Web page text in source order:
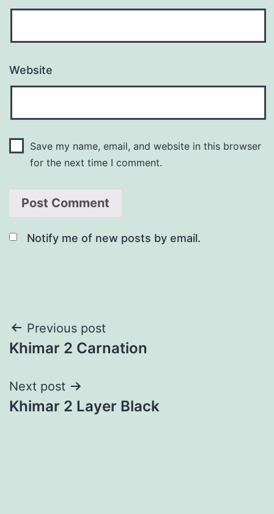
Website
Save my name, email, and website in this browser
for the next time I comment.
Notify me of new posts by email.
Post
navigation
Previous post
Khimar 2 Carnation
Next post
Khimar 2 Layer Black